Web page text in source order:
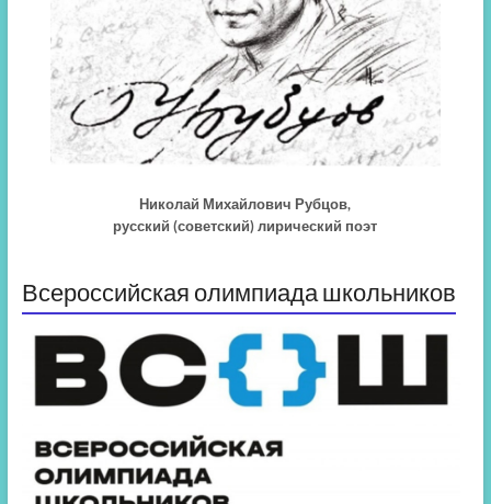
Николай Михайлович Рубцов,
русский (советский) лирический поэт
Всероссийская олимпиада школьников